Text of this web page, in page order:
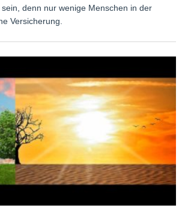
denn nur wenige Menschen in der
Versicherung.